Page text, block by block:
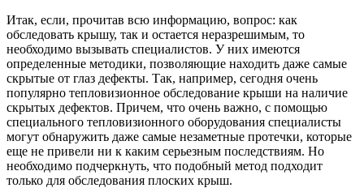
Итак, если, прочитав всю информацию, вопрос: как
обследовать крышу, так и остается неразрешимым, то
необходимо вызывать специалистов. У них имеются
определенные методики, позволяющие находить даже самые
скрытые от глаз дефекты. Так, например, сегодня очень
популярно тепловизионное обследование крыши на наличие
скрытых дефектов. Причем, что очень важно, с помощью
специального тепловизионного оборудования специалисты
могут обнаружить даже самые незаметные протечки, которые
еще не привели ни к каким серьезным последствиям. Но
необходимо подчеркнуть, что подобный метод подходит
только для обследования плоских крыш.